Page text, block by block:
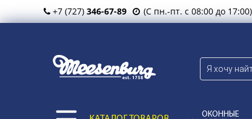
+7 (727) 346-67-89 (С пн.-пт. с 08:00 до 17:00)
ОКОННЫЕ